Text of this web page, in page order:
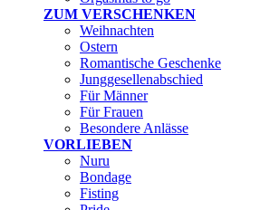
ZUM VERSCHENKEN
Weihnachten
Ostern
Romantische Geschenke
Junggesellenabschied
Für Männer
Für Frauen
Besondere Anlässe
VORLIEBEN
Nuru
Bondage
Fisting